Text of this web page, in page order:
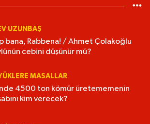
UZUNBAŞ
bana, Rabbena! / Ahmet Çolakoğlu
cebini düşünür mü?
MASALLAR
4500 ton kömür üretememenin
kim verecek?